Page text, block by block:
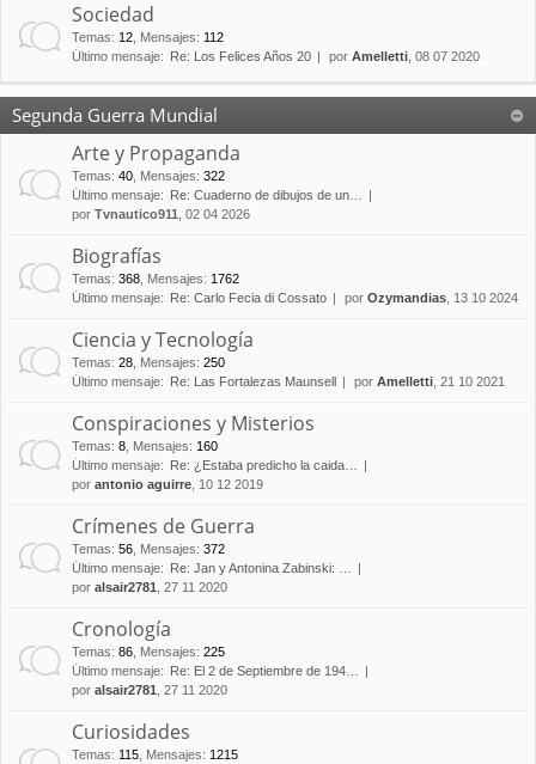
Sociedad
Temas: 12 Mensajes: 112
Último mensaje:
Re: Los Felices Años 20 por Amelletti , 08 07 2020
Segunda Guerra Mundial
Arte y Propaganda
Temas: 40 Mensajes: 322
Último mensaje:
Re: Cuaderno de dibujos de un…
por Tvnautico911 , 02 04 2026
Biografías
Temas: 368 Mensajes: 1762
Último mensaje:
Re: Carlo Fecia di Cossato por Ozymandias , 13 10 2024
Ciencia y Tecnología
Temas: 28 Mensajes: 250
Último mensaje:
Re: Las Fortalezas Maunsell por Amelletti , 21 10 2021
Conspiraciones y Misterios
Temas: 8 Mensajes: 160
Último mensaje:
Re: ¿Estaba predicho la caida…
por antonio aguirre , 10 12 2019
Crímenes de Guerra
Temas: 56 Mensajes: 372
Último mensaje:
Re: Jan y Antonina Zabinski: …
por alsair2781 , 27 11 2020
Cronología
Temas: 86 Mensajes: 225
Último mensaje:
Re: El 2 de Septiembre de 194…
por alsair2781 , 27 11 2020
Curiosidades
Temas: 115 Mensajes: 1215